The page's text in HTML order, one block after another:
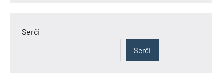
Serĉi
Serĉi